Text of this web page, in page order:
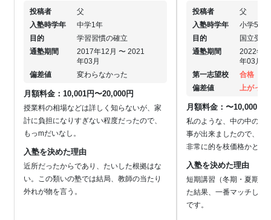
投稿者
父
入塾時学年
中学1年
目的
学習習慣の確立
通塾期間
2017年12月 〜 2021
年03月
偏差値
変わらなかった
月額料金：10,001円〜20,000円
授業料の相場などは詳しく知らないが、家
計に負担になりすぎない程度だったので、
もっmだいなし。
入塾を決めた理由
近所だったからであり、たいした根拠はな
い。この類いの塾では結局、教師の当たり
外れが物を言う。
投稿者
父
入塾時学年
小学5年
目的
国立受験
通塾期間
2022年
年03月
第一志望校
合格
偏差値
上がった
月額料金：〜10,000円
私のような、中の中の中
事が出来ましたので、星
非常に的を枝価格かと思
入塾を決めた理由
短期講習（冬期・夏期）
た結果、一番マッチしの
です。